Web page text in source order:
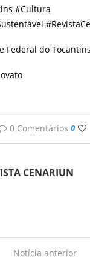
#Cultura
Federal do
0 Comentários 0
CENARIUN
Notícia anterior